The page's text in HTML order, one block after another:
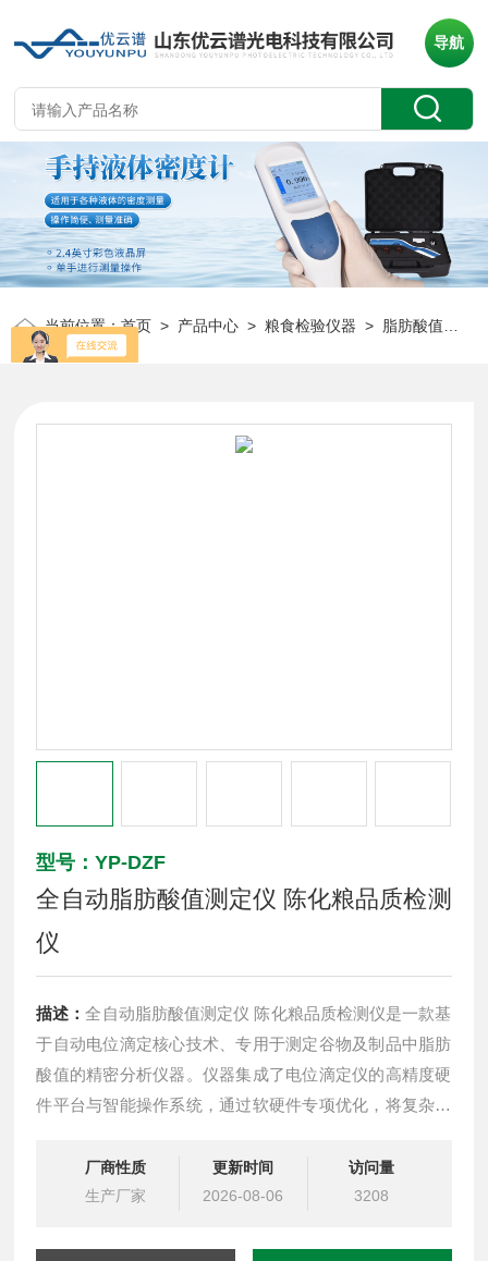
导航
当前位置：首页 > 产品中心 >粮食检验仪器 > 脂肪酸值测定仪
型号：YP-DZF
全自动脂肪酸值测定仪 陈化粮品质检测
仪
描述：全自动脂肪酸值测定仪 陈化粮品质检测仪是一款基
于自动电位滴定核心技术、专用于测定谷物及制品中脂肪
酸值的精密分析仪器。仪器集成了电位滴定仪的高精度硬
件平台与智能操作系统，通过软硬件专项优化，将复杂滴
厂商性质
生产厂家
更新时间
2026-08-06
访问量
3208